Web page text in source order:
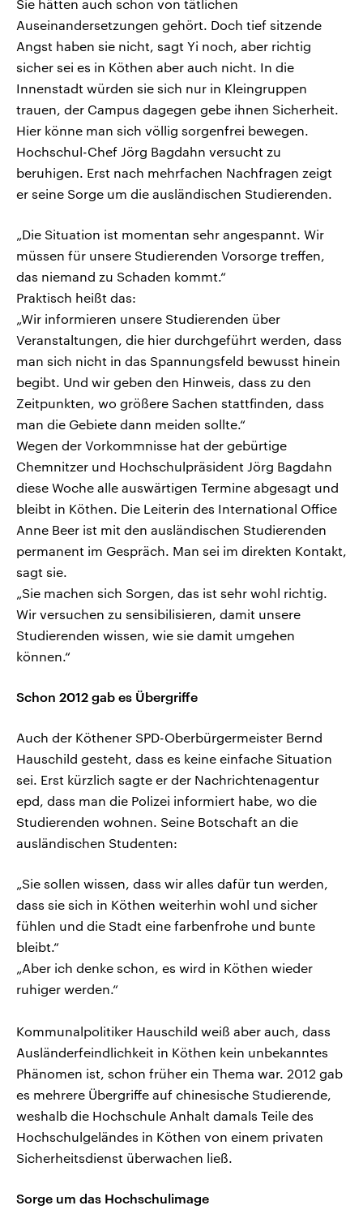
Sie hätten auch schon von tätlichen
Auseinandersetzungen gehört. Doch tief sitzende
Angst haben sie nicht, sagt Yi noch, aber richtig
sicher sei es in Köthen aber auch nicht. In die
Innenstadt würden sie sich nur in Kleingruppen
trauen, der Campus dagegen gebe ihnen Sicherheit.
Hier könne man sich völlig sorgenfrei bewegen.
Hochschul-Chef Jörg Bagdahn versucht zu
beruhigen. Erst nach mehrfachen Nachfragen zeigt
er seine Sorge um die ausländischen Studierenden.
„Die Situation ist momentan sehr angespannt. Wir
müssen für unsere Studierenden Vorsorge treffen,
das niemand zu Schaden kommt.“
Praktisch heißt das:
„Wir informieren unsere Studierenden über
Veranstaltungen, die hier durchgeführt werden, dass
man sich nicht in das Spannungsfeld bewusst hinein
begibt. Und wir geben den Hinweis, dass zu den
Zeitpunkten, wo größere Sachen stattfinden, dass
man die Gebiete dann meiden sollte.“
Wegen der Vorkommnisse hat der gebürtige
Chemnitzer und Hochschulpräsident Jörg Bagdahn
diese Woche alle auswärtigen Termine abgesagt und
bleibt in Köthen. Die Leiterin des International Office
Anne Beer ist mit den ausländischen Studierenden
permanent im Gespräch. Man sei im direkten Kontakt,
sagt sie.
„Sie machen sich Sorgen, das ist sehr wohl richtig.
Wir versuchen zu sensibilisieren, damit unsere
Studierenden wissen, wie sie damit umgehen
können.“
Schon 2012 gab es Übergriffe
Auch der Köthener SPD-Oberbürgermeister Bernd
Hauschild gesteht, dass es keine einfache Situation
sei. Erst kürzlich sagte er der Nachrichtenagentur
epd, dass man die Polizei informiert habe, wo die
Studierenden wohnen. Seine Botschaft an die
ausländischen Studenten:
„Sie sollen wissen, dass wir alles dafür tun werden,
dass sie sich in Köthen weiterhin wohl und sicher
fühlen und die Stadt eine farbenfrohe und bunte
bleibt.“
„Aber ich denke schon, es wird in Köthen wieder
ruhiger werden.“
Kommunalpolitiker Hauschild weiß aber auch, dass
Ausländerfeindlichkeit in Köthen kein unbekanntes
Phänomen ist, schon früher ein Thema war. 2012 gab
es mehrere Übergriffe auf chinesische Studierende,
weshalb die Hochschule Anhalt damals Teile des
Hochschulgeländes in Köthen von einem privaten
Sicherheitsdienst überwachen ließ.
Sorge um das Hochschulimage